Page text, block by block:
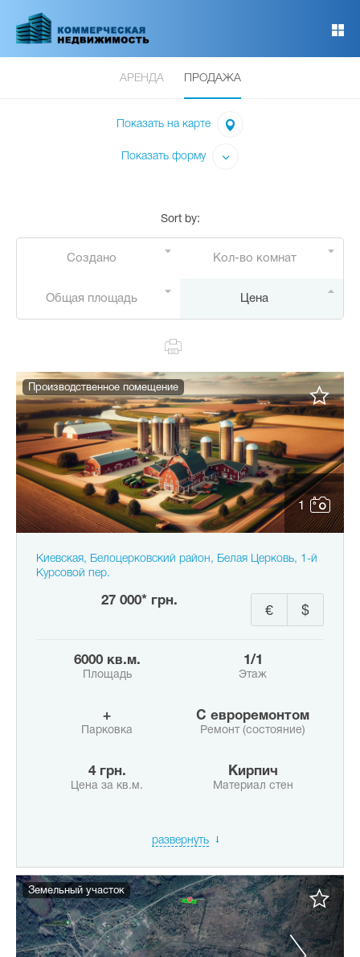
основному
АРЕНДА ПРОДАЖА
Показать на карте
Показать форму
Sort by:
Создано Кол-во комнат
Общая площадь Цена
1
Производственное помещение
Киевская, Белоцерковский район, Белая Церковь, 1-й
Курсовой пер.
27 000* грн.
$
€
6000 кв.м.
Площадь
1/1
Этаж
+
Парковка
с евроремонтом
Ремонт (состояние)
4 грн.
Цена за кв.м.
Кирпич
Материал стен
развернуть
Земельный участок